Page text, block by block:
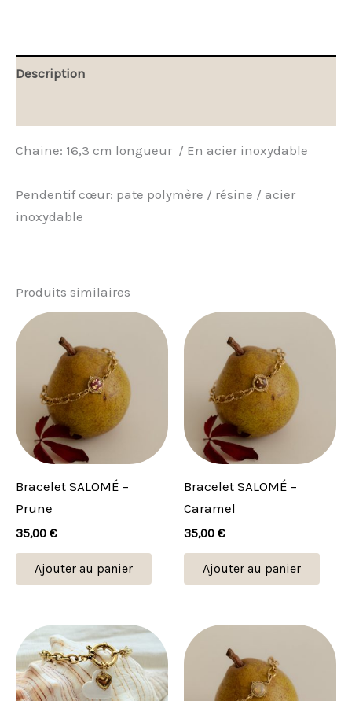
Description
Chaine: 16,3 cm longueur / En acier inoxydable
Pendentif cœur: pate polymère / résine / acier
inoxydable
Produits similaires
Bracelet SALOMÉ –
Prune
35,00 €
Ajouter au panier
Bracelet SALOMÉ –
Caramel
35,00 €
Ajouter au panier